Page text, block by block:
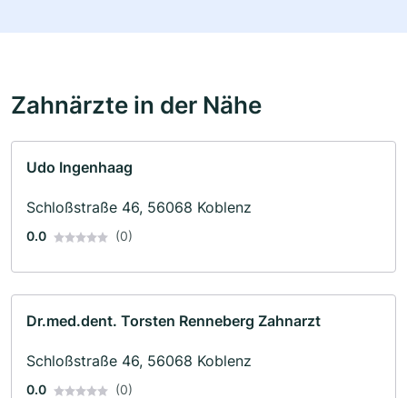
Zahnärzte in der Nähe
Udo Ingenhaag
Schloßstraße 46, 56068 Koblenz
0.0 (0)
Dr.med.dent. Torsten Renneberg Zahnarzt
Schloßstraße 46, 56068 Koblenz
0.0 (0)